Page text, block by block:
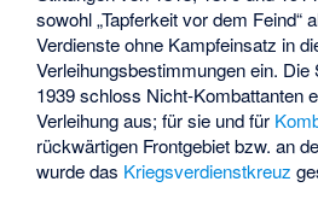
sowohl „Tapferkeit vor dem Feind“
Verdienste ohne Kampfeinsatz in
Verleihungsbestimmungen ein. Die
1939 schloss Nicht-Kombattanten
Verleihung aus; für sie und für
rückwärtigen Frontgebiet bzw. an
wurde das Kriegsverdienstkreuz